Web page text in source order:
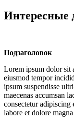
Интересные
Подзаголовок
Lorem ipsum dolor sit
eiusmod tempor
ipsum suspendisse
maecenas accumsan
consectetur
labore et dolore